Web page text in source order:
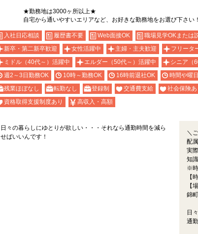
★勤務地は3000ヶ所以上★
自宅から通いやすいエリアなど、お好きな勤務地をお選び下さい
入社日応相談 履歴書不要 Web面接OK 職場見学OKまたは
新卒・第二新卒歓迎
女性活躍中 主婦・主夫歓迎 フリータ
ミドル（40代～）活躍中
エルダー（50代～）活躍中 シニア（
週2～3日勤務OK
10時～勤務OK 16時前退社OK 時間や曜
残業ほぼなし
転勤なし 登録制 交通費支給 社会保険あ
資格取得支援制度あり
高収入・高額
日々の暮らしにゆとりが欲しい・・・それなら通勤時間を減ら
せばいいんです！
＼
配
実
知
※時
【
【
錦
日
通